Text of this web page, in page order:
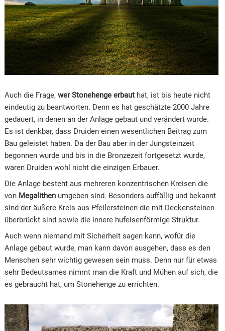
Auch die Frage, wer Stonehenge erbauthat, ist bis heute nicht
eindeutig zu beantworten. Denn es hat geschätzte 2000 Jahre
gedauert, in denen an der Anlage gebaut und verändert wurde.
Es ist denkbar, dass Druiden einen wesentlichen Beitrag zum
Bau geleistet haben. Da der Bau aber in der Jungsteinzeit
begonnen wurde und bis in die Bronzezeit fortgesetzt wurde,
waren Druiden wohl nicht die einzigen Erbauer.
Die Anlage besteht aus mehreren konzentrischen Kreisen die
von Megalithenumgeben sind. Besonders auffällig und bekannt
sind der äußere Kreis aus Pfeilersteinen die mit Deckensteinen
überbrückt sind sowie die innere hufeisenförmige Struktur.
Auch wenn niemand mit Sicherheit sagen kann, wofür die
Anlage gebaut wurde, man kann davon ausgehen, dass es den
Menschen sehr wichtig gewesen sein muss. Denn nur für etwas
sehr Bedeutsames nimmt man die Kraft und Mühen auf sich, die
es gebraucht hat, um Stonehenge zu errichten.